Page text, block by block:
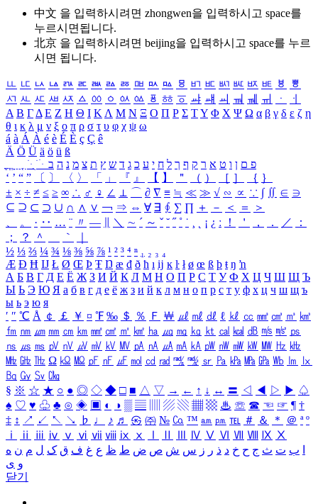
中文 을 입력하시려면 zhongwen을 입력하시고 space를
누르시면됩니다.
北京 을 입력하시려면 beijing을 입력하시고 space를 누르
시면 됩니다.
ㅥ ㅦ ㅧ ㅨ ㅩ ㅪ ㅫ ㅬ ㅭ ㅮ ㅯ ㅰ ㅱ ㅲ ㅳ ㅴ ㅵ ㅶ ㅷ ㅸ
ㅹ
ㅺ ㅻ ㅼ ㅽ ㅾ ㅿ ㆀ ㆁ ㆂ ㆃ ㆄ ㆅ ㆆ ㆇ ㆈ ㆉ ㆊ ㆋ ㆌ ㆍ
ㆎ
Α Β ΓΔ Ε Ζ Η Θ Ι ΚΛ Μ Ν Ξ Ο Π Ρ Σ ΤΥ Φ Χ Ψ Ω α β γ δ ε ζ η
θ ι κ λ μ ν ξ ο π ρ σ τ υ φ χ ψ ω
á à Á À é è É È ç Ç ê
Ä Ö Ü ä ö ü ß
ִֶֹ ֻּ ׁׂ פ ם ן ו ט א ר ק ף ך ל ח י ע כ ג ד ש ץ ת צ מ נ ה ב
‘ ’ “ ” 〔 〕 〈 〉 「 」 『 』 【 】 ＂ （ ） ［ ］ ｛ ｝
± × ÷ ≠ ≤ ≥ ∞ ∴ ♂ ♀ ∠ ⊥ ⌒ ∂ ∇ ≡ ≒ ≪ ≫ √ ∽ ∝ ∵ ∫ ∬ ∈ ∋
⊆ ⊇ ⊂ ⊃ ∪ ∩ ∧ ∨ ￢ ⇒ ⇔ ∀ ∃ ∮ ∑ ∏ ＋ － ＜ ＝
＞
、
。 · ‥ … ¨ 〃 ― ＼ ∼ ´ ～ ˇ ˘ ˝ ˚ ˙ ¸ ¡ ¿ ː ！ ＇ ， ． ／
：
；
？ ＾ ｀
½ ⅓ ⅔ ¼ ¾ ⅛ ⅜ ⅝ ⅞ ¹ ² ³ ⁴ ⁿ ₁ ₂ ₃ ₄
Æ Ð Ħ Ĳ Ł Ø Œ Þ Ŧ Ŋ æ đ ð ħ ı ĳ ĸ ŀ ł ø œ ß þ ŧ ŋ ŉ
А Б В Г Д Е Ё Ж З И Й К Л М Н О П Р С Т У Ф Х Ц Ч Ш Щ Ъ
Ы Ь Э Ю Я а б в г д е ё ж з и й к л м н о п р с т у ф х ц ч ш щ ъ
ы ь э ю я
′ ″ ℃ Å ￠ ￡ ￥ ¤ ℉ ‰ ＄ ％ Ｆ ￦ ㎕ ㎖ ㎗ ℓ ㎘ ㏄ ㎣ ㎤ ㎥ ㎦
㎙ ㎚ ㎛ ㎜ ㎝ ㎞ ㎟ ㎠ ㎡ ㎢ ㏊ ㎍ ㎎ ㎏ ㏏ ㎈ ㎉ ㏈ ㎧ ㎨ ㎰
㎱ ㎲ ㎳ ㎴ ㎵ ㎶ ㎷ ㎸ ㎹ ㎀ ㎁ ㎂ ㎃ ㎄ ㎺ ㎻ ㎽ ㎾ ㎿ ㎐ ㎑
㎒ ㎓ ㎔ Ω ㏀ ㏁ ㎊ ㎋ ㎌ ㏖ ㏅ ㎭ ㎮ ㎯ ㏛ ㎩ ㎪ ㎫ ㎬ ㏝ ㏐
㏓
㏃ ㏉ ㏜ ㏆
§ ※ ☆ ★ ○ ● ◎ ◇ ◆ □ ■ △ ▽ → ← ↑ ↓ ↔ 〓 ◁ ◀ ▷ ▶ ♤
♠ ♡ ♥ ♧ ♣ ⊙ ◈ ▣ ◐ ◑ ▒ ▤ ▨ ▧ ▦ ▩ ♨ ☏ ☎ ☜ ☞ ¶ †
‡ ↕ ↗ ↙ ↖ ↘ ♭ ♩ ♪ ♬ ㉿ ㈜ № ㏇ ™ ㏂ ㏘ ℡ ＃ ＆ ＊ ＠ ª º
ⅰ
ⅱ ⅲ ⅳ ⅴ ⅵ ⅶ ⅷ ⅸ ⅹ Ⅳ Ⅴ Ⅵ Ⅶ Ⅷ Ⅸ Ⅹ
ب ت ث ج ح خ د ذ ر ز س ش ص ض ط ظ ع غ ف ق ک ل م ن ه
و ی
닫기